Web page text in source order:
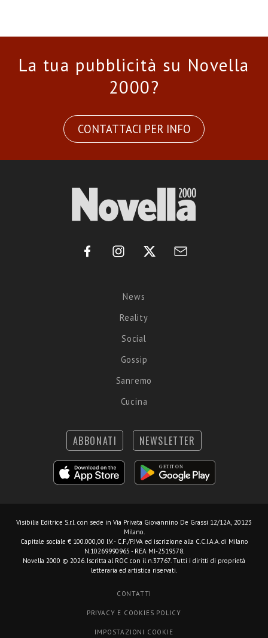
La tua pubblicità su Novella
2000?
CONTATTACI PER INFO
News
Reality
Social
Gossip
Sanremo
Cucina
ABBONATI NEWSLETTER
Visibilia Editrice S.r.l. con sede in Via Privata Giovannino De Grassi 12/12A, 20123
Milano.
Capitale sociale € 100.000,00 I.V. - C.F./P.IVA ed iscrizione alla C.C.I.A.A. di Milano
N.10269990965 - REA MI-2519578.
Novella 2000 © 2026. Iscritta al ROC con il n.37767. Tutti i diritti di proprietà
letteraria ed artistica riservati.
CONTATTI
PRIVACY E COOKIES POLICY
IMPOSTAZIONI COOKIE